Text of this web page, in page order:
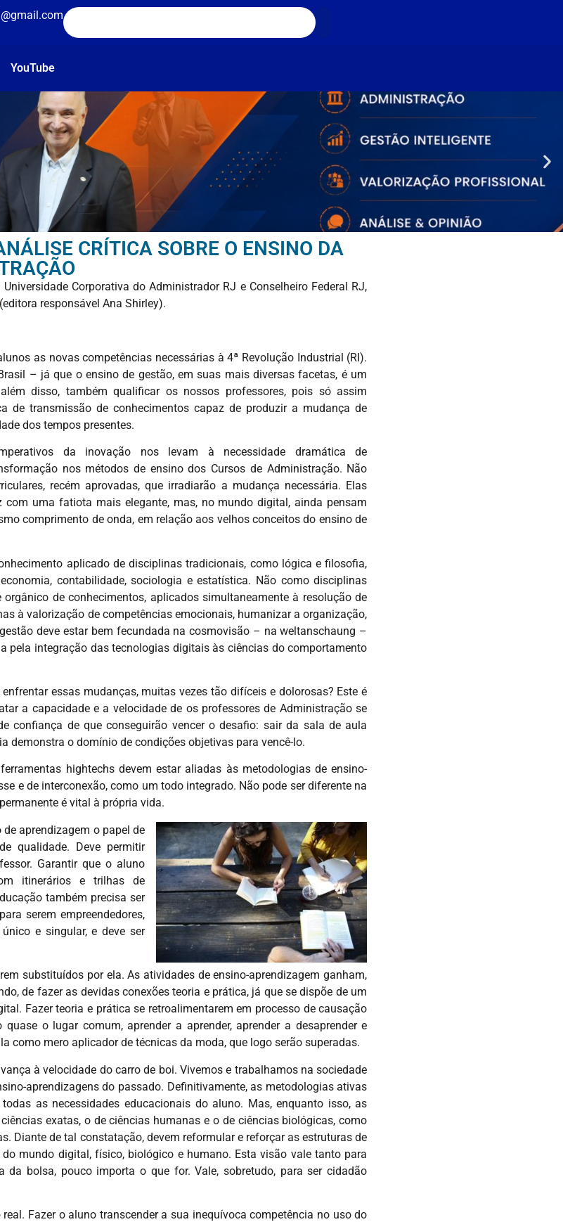
YouTube
CRÍTICA SOBRE O ENSINO DA
Corporativa do Administrador RJ e Conselheiro Federal RJ,
(editora responsável Ana Shirley).
as novas competências necessárias à 4ª Revolução Industrial (RI).
– já que o ensino de gestão, em suas mais diversas facetas, é um
disso, também qualificar os nossos professores, pois só assim
de transmissão de conhecimentos capaz de produzir a mudança de
dos tempos presentes.
da inovação nos levam à necessidade dramática de
nos métodos de ensino dos Cursos de Administração. Não
recém aprovadas, que irradiarão a mudança necessária. Elas
uma fatiota mais elegante, mas, no mundo digital, ainda pensam
comprimento de onda, em relação aos velhos conceitos do ensino de
aplicado de disciplinas tradicionais, como lógica e filosofia,
contabilidade, sociologia e estatística. Não como disciplinas
de conhecimentos, aplicados simultaneamente à resolução de
à valorização de competências emocionais, humanizar a organização,
deve estar bem fecundada na cosmovisão – na weltanschaung –
pela integração das tecnologias digitais às ciências do comportamento
essas mudanças, muitas vezes tão difíceis e dolorosas? Este é
a capacidade e a velocidade de os professores de Administração se
confiança de que conseguirão vencer o desafio: sair da sala de aula
demonstra o domínio de condições objetivas para vencê-lo.
hightechs devem estar aliadas às metodologias de ensino-
e de interconexão, como um todo integrado. Não pode ser diferente na
é vital à própria vida.
aprendizagem o papel de
qualidade. Deve permitir
Garantir que o aluno
itinerários e trilhas de
também precisa ser
serem empreendedores,
e singular, e deve ser
substituídos por ela. As atividades de ensino-aprendizagem ganham,
de fazer as devidas conexões teoria e prática, já que se dispõe de um
Fazer teoria e prática se retroalimentarem em processo de causação
o lugar comum, aprender a aprender, aprender a desaprender e
como mero aplicador de técnicas da moda, que logo serão superadas.
à velocidade do carro de boi. Vivemos e trabalhamos na sociedade
aprendizagens do passado. Definitivamente, as metodologias ativas
as necessidades educacionais do aluno. Mas, enquanto isso, as
exatas, o de ciências humanas e o de ciências biológicas, como
Diante de tal constatação, devem reformular e reforçar as estruturas de
mundo digital, físico, biológico e humano. Esta visão vale tanto para
da bolsa, pouco importa o que for. Vale, sobretudo, para ser cidadão
Fazer o aluno transcender a sua inequívoca competência no uso do